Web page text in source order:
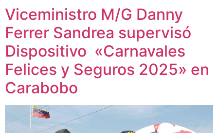
Viceministro M/G Danny
Ferrer Sandrea supervisó
Dispositivo «Carnavales
Felices y Seguros 2025» en
Carabobo